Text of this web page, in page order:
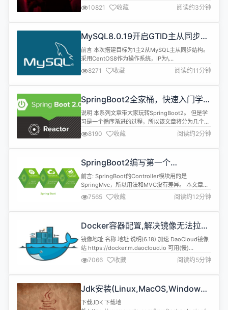
必要的软件 sh 复制代码 yum install unzip -y
unzip:解压oracle安装文件 5.提前准备Oracle11G安
装镜像 下载地
10821 收藏 阅读约3分钟
MySQL8.0.19开启GTID主从同步
CentOS8
前言 本次搭建目标为1主2从MySQL主从同步结构。
采用CentOS8作为操作系统，IP为\
[10.0.0.211,10.0.0.212,10.0.0.213]。MySQL版本为
8.0.19，端口均采用3306。本文仅讲解主从配置，
因此安装MySQL的方式请参考安装文档。 GTID模式
增加...
8271 收藏 阅读约11分钟
SpringBoot2全家桶，快速入门学习
开发网站教程
说明 本系列文章带大家玩转SpringBoot2。 但是学
习是一个循序渐进的过程，所以该文章将分为几个小
章节讲述。 并且在学习SpringBoot之前需要一定的
基础知识 SpringMVC、Spring、MyBatis基础知识
Maven MySQL、Redis 本文章代码建立的环境基础
步环境 开发环境 名称...
8190 收藏 阅读约2分钟
SpringBoot2编写第一个
Controller，响应你的http请求并返
回结果
前言: SpringBoot的Controller模块用的是
SpringMvc，所以用法和MVC没有差异。 本文章主
要讲解 1.如何接收一个请求 2.如何获取请求的参数
3.常用的两种返回值JSONObject和
ModelAndView 4.GET请求和POST请求 5.获取路
HttpServletRespo...
7565 收藏 阅读约12分钟
Docker容器配置,解决镜像无法拉取
问题
镜像地址 名称 地址 说明(6.18) 加速 DaoCloud镜像
站 https://docker.m.daocloud.io 可用(慢)
DockerHub,GCR,K8s,GHCR,Quay,NVCR等
Docker镜像代理 https://dockerproxy.com 屏蔽
DockerHub,GCR,K8s,GHCR 百度云 https://mir...
7066 收藏 阅读约5分钟
Jdk安装(Linux,MacOS,Windows),
包含三大操作系统的最全安装
下载JDK 下载地